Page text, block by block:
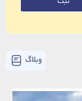
وبلاگ